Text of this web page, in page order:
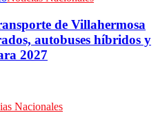
de Villahermosa
autobuses híbridos y
2027
Nacionales